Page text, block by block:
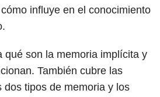
influye en el conocimiento
qué son la memoria implícita y
También cubre las
dos tipos de memoria y los